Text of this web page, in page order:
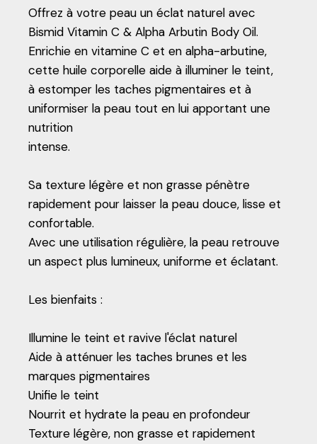
Offrez à votre peau un éclat naturel avec
Bismid Vitamin C & Alpha Arbutin Body Oil.
Enrichie en vitamine C et en alpha-arbutine,
cette huile corporelle aide à illuminer le teint,
à estomper les taches pigmentaires et à
uniformiser la peau tout en lui apportant une
nutrition
intense.
Sa texture légère et non grasse pénètre
rapidement pour laisser la peau douce, lisse et
confortable.
Avec une utilisation régulière, la peau retrouve
un aspect plus lumineux, uniforme et éclatant.
Les bienfaits :
Illumine le teint et ravive l'éclat naturel
Aide à atténuer les taches brunes et les
marques pigmentaires
Unifie le teint
Nourrit et hydrate la peau en profondeur
Texture légère, non grasse et rapidement